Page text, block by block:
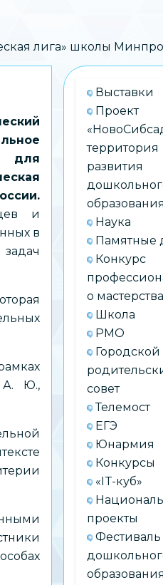
лига» школы
для
и
в
А. Ю.,
Выставки
Проект
территория
развития
Наука
Памятные
Конкурс
о мастерства
Школа
РМО
Городской
совет
Телемост
ЕГЭ
Юнармия
Конкурсы
«IT-куб»
проекты
Фестиваль
образования